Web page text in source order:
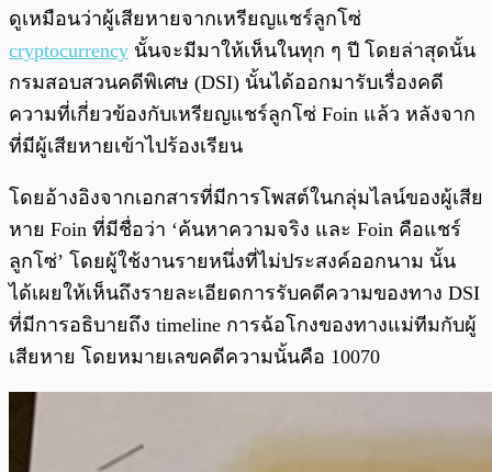
พร้อมเล่น
ดูเหมือนว่าผู้เสียหายจากเหรียญแชร์ลูกโซ่
cryptocurrency นั้นจะมีมาให้เห็นในทุก ๆ ปี โดยล่าสุดนั้น
กรมสอบสวนคดีพิเศษ (DSI) นั้นได้ออกมารับเรื่องคดี
ความที่เกี่ยวข้องกับเหรียญแชร์ลูกโซ่ Foin แล้ว หลังจาก
ที่มีผู้เสียหายเข้าไปร้องเรียน
โดยอ้างอิงจากเอกสารที่มีการโพสต์ในกลุ่มไลน์ของผู้เสีย
หาย Foin ที่มีชื่อว่า ‘ค้นหาความจริง และ Foin คือแชร์
ลูกโซ่’ โดยผู้ใช้งานรายหนึ่งที่ไม่ประสงค์ออกนาม นั้น
ได้เผยให้เห็นถึงรายละเอียดการรับคดีความของทาง DSI
ที่มีการอธิบายถึง timeline การฉ้อโกงของทางแม่ทีมกับผู้
เสียหาย โดยหมายเลขคดีความนั้นคือ 10070